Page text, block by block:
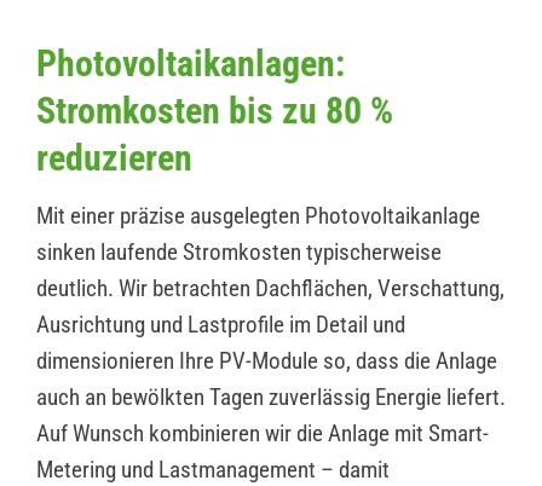
Photovoltaikanlagen:
Stromkosten bis zu 80 %
reduzieren
Mit einer präzise ausgelegten Photovoltaikanlage
sinken laufende Stromkosten typischerweise
deutlich. Wir betrachten Dachflächen, Verschattung,
Ausrichtung und Lastprofile im Detail und
dimensionieren Ihre PV-Module so, dass die Anlage
auch an bewölkten Tagen zuverlässig Energie liefert.
Auf Wunsch kombinieren wir die Anlage mit Smart-
Metering und Lastmanagement – damit